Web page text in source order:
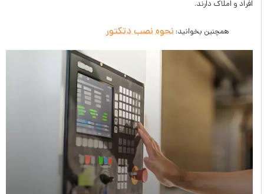
افراد و املاک دارند.
همچنین بخوانید:نحوه نصب دتکتور